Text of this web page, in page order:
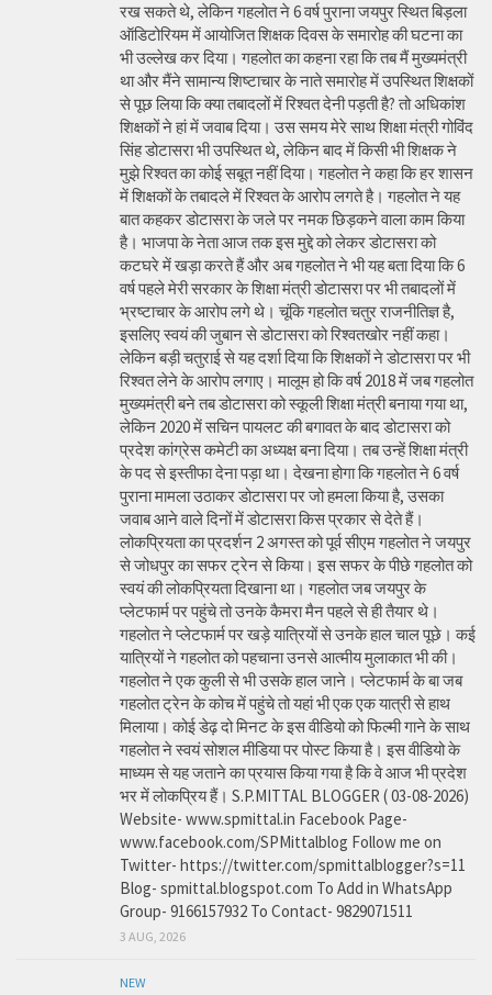
रख सकते थे, लेकिन गहलोत ने 6 वर्ष पुराना जयपुर स्थित बिड़ला
ऑडिटोरियम में आयोजित शिक्षक दिवस के समारोह की घटना का
भी उल्लेख कर दिया। गहलोत का कहना रहा कि तब मैं मुख्यमंत्री
था और मैंने सामान्य शिष्टाचार के नाते समारोह में उपस्थित शिक्षकों
से पूछ लिया कि क्या तबादलों में रिश्वत देनी पड़ती है? तो अधिकांश
शिक्षकों ने हां में जवाब दिया। उस समय मेरे साथ शिक्षा मंत्री गोविंद
सिंह डोटासरा भी उपस्थित थे, लेकिन बाद में किसी भी शिक्षक ने
मुझे रिश्वत का कोई सबूत नहीं दिया। गहलोत ने कहा कि हर शासन
में शिक्षकों के तबादले में रिश्वत के आरोप लगते है। गहलोत ने यह
बात कहकर डोटासरा के जले पर नमक छिड़कने वाला काम किया
है। भाजपा के नेता आज तक इस मुद्दे को लेकर डोटासरा को
कटघरे में खड़ा करते हैं और अब गहलोत ने भी यह बता दिया कि 6
वर्ष पहले मेरी सरकार के शिक्षा मंत्री डोटासरा पर भी तबादलों में
भ्रष्टाचार के आरोप लगे थे। चूंकि गहलोत चतुर राजनीतिज्ञ है,
इसलिए स्वयं की जुबान से डोटासरा को रिश्वतखोर नहीं कहा।
लेकिन बड़ी चतुराई से यह दर्शा दिया कि शिक्षकों ने डोटासरा पर भी
रिश्वत लेने के आरोप लगाए। मालूम हो कि वर्ष 2018 में जब गहलोत
मुख्यमंत्री बने तब डोटासरा को स्कूली शिक्षा मंत्री बनाया गया था,
लेकिन 2020 में सचिन पायलट की बगावत के बाद डोटासरा को
प्रदेश कांग्रेस कमेटी का अध्यक्ष बना दिया। तब उन्हें शिक्षा मंत्री
के पद से इस्तीफा देना पड़ा था। देखना होगा कि गहलोत ने 6 वर्ष
पुराना मामला उठाकर डोटासरा पर जो हमला किया है, उसका
जवाब आने वाले दिनों में डोटासरा किस प्रकार से देते हैं।
लोकप्रियता का प्रदर्शन 2 अगस्त को पूर्व सीएम गहलोत ने जयपुर
से जोधपुर का सफर ट्रेन से किया। इस सफर के पीछे गहलोत को
स्वयं की लोकप्रियता दिखाना था। गहलोत जब जयपुर के
प्लेटफार्म पर पहुंचे तो उनके कैमरा मैन पहले से ही तैयार थे।
गहलोत ने प्लेटफार्म पर खड़े यात्रियों से उनके हाल चाल पूछे। कई
यात्रियों ने गहलोत को पहचाना उनसे आत्मीय मुलाकात भी की।
गहलोत ने एक कुली से भी उसके हाल जाने। प्लेटफार्म के बा जब
गहलोत ट्रेन के कोच में पहुंचे तो यहां भी एक एक यात्री से हाथ
मिलाया। कोई डेढ़ दो मिनट के इस वीडियो को फिल्मी गाने के साथ
गहलोत ने स्वयं सोशल मीडिया पर पोस्ट किया है। इस वीडियो के
माध्यम से यह जताने का प्रयास किया गया है कि वे आज भी प्रदेश
भर में लोकप्रिय हैं। S.P.MITTAL BLOGGER ( 03-08-2026)
Website- www.spmittal.in Facebook Page-
www.facebook.com/SPMittalblog Follow me on
Twitter- https://twitter.com/spmittalblogger?s=11
Blog- spmittal.blogspot.com To Add in WhatsApp
Group- 9166157932 To Contact- 9829071511
3 AUG, 2026
NEW